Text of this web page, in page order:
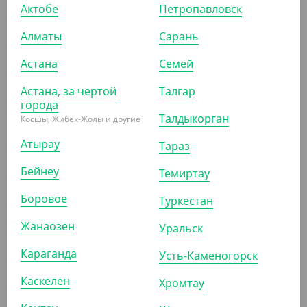
16 963.20
(37.20₸
Контейнер под запайку с делением 50/50, черный,
187*137*37 мм, 600 мл
3 224
Актобе
Алматы
Астана
Астана, за чертой
города
Косшы, Жибек-Жолы и другие
Атырау
Бейнеу
Боровое
Жанаозен
Караганда
Каскелен
Петропавловск
Сарань
Семей
Талгар
Талдыкорган
Тараз
Темиртау
Туркестан
Уральск
Усть-Каменогорск
Хромтау